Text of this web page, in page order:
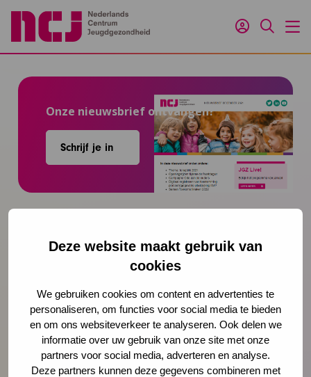
Deze website maakt gebruik van
cookies
We gebruiken cookies om content en advertenties te
personaliseren, om functies voor social media te bieden
en om ons websiteverkeer te analyseren. Ook delen we
informatie over uw gebruik van onze site met onze
partners voor social media, adverteren en analyse.
Deze partners kunnen deze gegevens combineren met
Inloggen
Zoeken
Onze nieuwsbrief ontvangen?
Schrijf je in
Onderzoek
Vakmanschap